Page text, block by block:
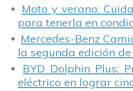
Moto y verano:
para tenerla en
Mercedes-Benz
la segunda edición
BYD Dolphin Plus:
eléctrico en lograr